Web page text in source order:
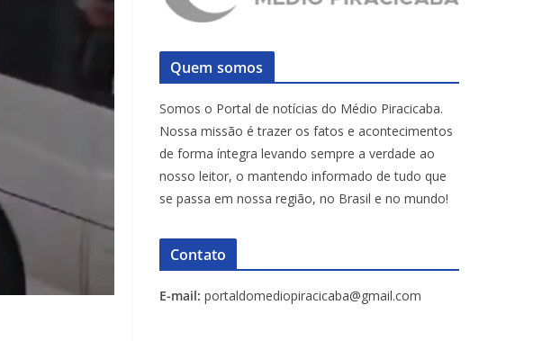
Quem somos
Somos o Portal de notícias do Médio Piracicaba.
Nossa missão é trazer os fatos e acontecimentos
de forma íntegra levando sempre a verdade ao
nosso leitor, o mantendo informado de tudo que
se passa em nossa região, no Brasil e no mundo!
Contato
E-mail: portaldomediopiracicaba@gmail.com